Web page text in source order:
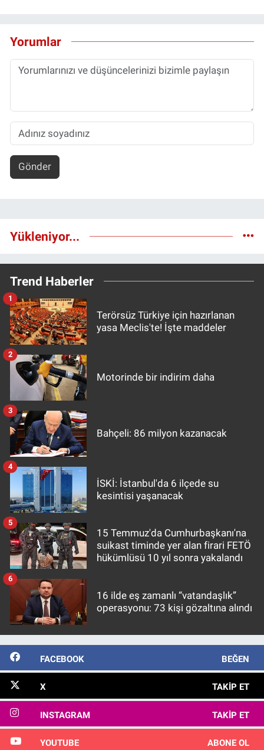
Yorumlar
Gönder
Yükleniyor...
Trend Haberler
Terörsüz Türkiye için hazırlanan
yasa Meclis'te! İşte maddeler
1
Motorinde bir indirim daha
2
Bahçeli: 86 milyon kazanacak
3
İSKİ: İstanbul'da 6 ilçede su
kesintisi yaşanacak
4
15 Temmuz'da Cumhurbaşkanı'na
suikast timinde yer alan firari FETÖ
hükümlüsü 10 yıl sonra yakalandı
5
16 ilde eş zamanlı “vatandaşlık”
operasyonu: 73 kişi gözaltına alındı
6
FACEBOOK BEĞEN
X TAKIP ET
INSTAGRAM TAKIP ET
YOUTUBE ABONE OL